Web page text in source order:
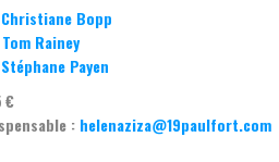
Bopp
Rainey
Payen
€
: helenaziza@19paulfort.com